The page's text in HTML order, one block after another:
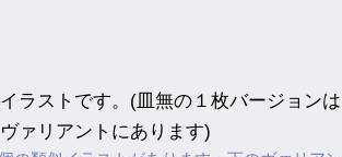
ラストです。(皿無の１枚バージョンは
ヴァリアントにあります)